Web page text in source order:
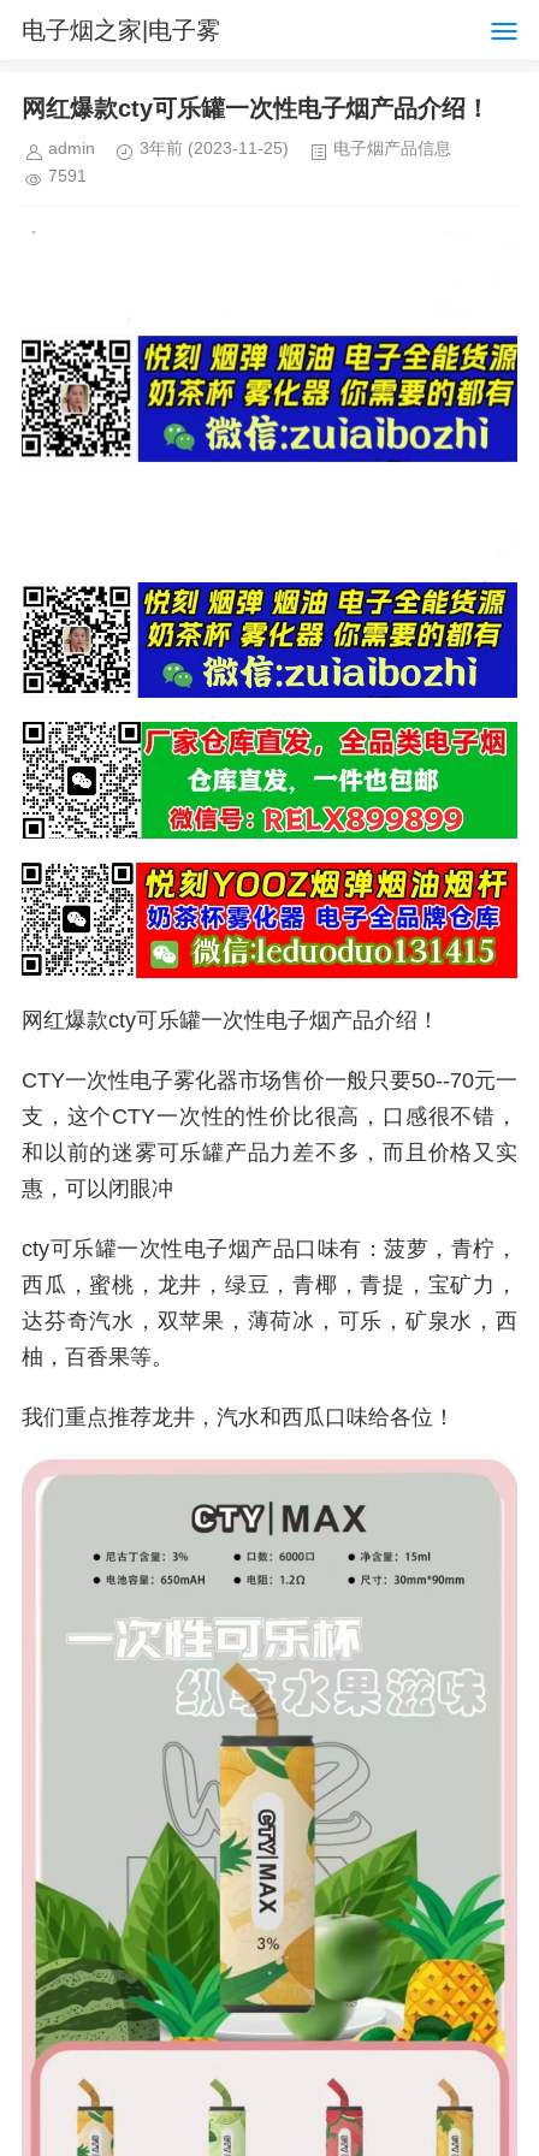
电子烟之家|电子雾
化器品牌购物排行榜网
​网红爆款cty可乐罐一次性电子烟产品介绍！
admin 3年前 (2023-11-25)
电子烟产品信息
7591
网红爆款cty可乐罐一次性电子烟产品介绍！
CTY一次性电子雾化器市场售价一般只要50--70元一
支，这个CTY一次性的性价比很高，口感很不错，
和以前的迷雾可乐罐产品力差不多，而且价格又实
惠，可以闭眼冲
cty可乐罐一次性电子烟产品口味有：菠萝，青柠，
西瓜，蜜桃，龙井，绿豆，青椰，青提，宝矿力，
达芬奇汽水，双苹果，薄荷冰，可乐，矿泉水，西
柚，百香果等。
我们重点推荐龙井，汽水和西瓜口味给各位！